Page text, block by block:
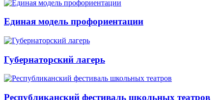
Единая модель профориентации
Губернаторский лагерь
Республиканский фестиваль школьных театров